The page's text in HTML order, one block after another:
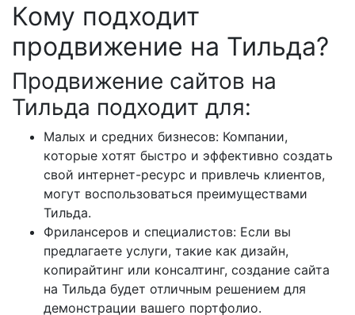
Кому подходит
продвижение на Тильда?
Продвижение сайтов на
Тильда подходит для:
Малых и средних бизнесов: Компании,
которые хотят быстро и эффективно создать
свой интернет-ресурс и привлечь клиентов,
могут воспользоваться преимуществами
Тильда.
Фрилансеров и специалистов: Если вы
предлагаете услуги, такие как дизайн,
копирайтинг или консалтинг, создание сайта
на Тильда будет отличным решением для
демонстрации вашего портфолио.